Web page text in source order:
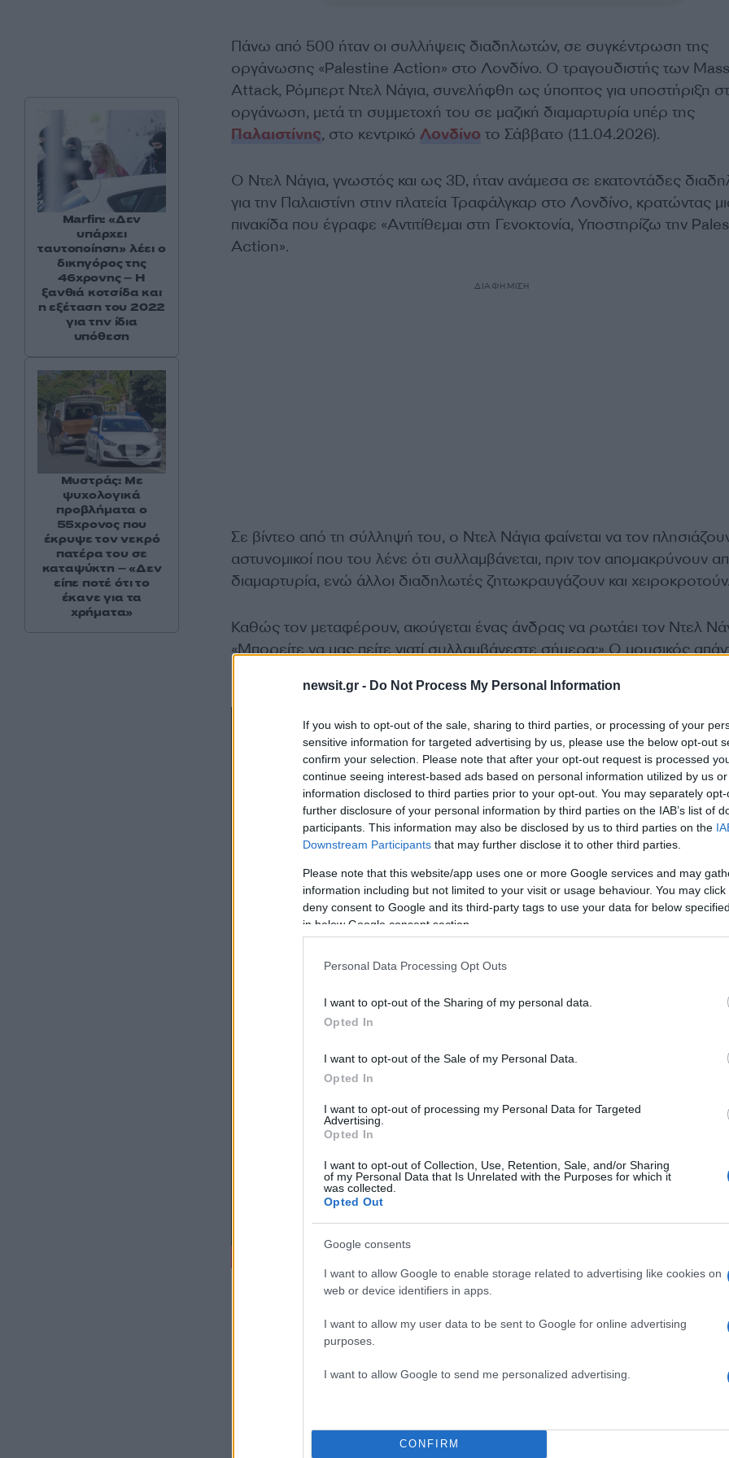
newsit.gr - Do Not Process My Personal Information
If you wish to opt-out of the sale, sharing to third parties, or processing of your
sensitive information for targeted advertising by us, please use the below opt-out
confirm your selection. Please note that after your opt-out request is processed
continue seeing interest-based ads based on personal information utilized by us
information disclosed to third parties prior to your opt-out. You may separately
further disclosure of your personal information by third parties on the IAB’s list of
participants. This information may also be disclosed by us to third parties on the
Downstream Participants that may further disclose it to other third parties.
Please note that this website/app uses one or more Google services and may
information including but not limited to your visit or usage behaviour. You may
deny consent to Google and its third-party tags to use your data for below
in below Google consent section.
Personal Data Processing Opt Outs
I want to opt-out of the Sharing of my personal data.
Opted In
I want to opt-out of the Sale of my Personal Data.
Opted In
I want to opt-out of processing my Personal Data for Targeted
Advertising.
Opted In
I want to opt-out of Collection, Use, Retention, Sale, and/or Sharing
of my Personal Data that Is Unrelated with the Purposes for which it
was collected.
Opted Out
Google consents
I want to allow Google to enable storage related to advertising like cookies on
web or device identifiers in apps.
I want to allow my user data to be sent to Google for online advertising
purposes.
I want to allow Google to send me personalized advertising.
CONFIRM
Πάνω από 500 ήταν οι συλλήψεις διαδηλωτών, σε συγκέντρωση της
οργάνωσης «Palestine Action» στο Λονδίνο. Ο τραγουδιστής των
Attack, Ρόμπερτ Ντελ Νάγια, συνελήφθη ως ύποπτος για υποστήριξη
οργάνωση, μετά τη συμμετοχή του σε μαζική διαμαρτυρία υπέρ της
Παλαιστίνης, στο κεντρικό Λονδίνο το Σάββατο (11.04.2026).
Ο Ντελ Νάγια, γνωστός και ως 3D, ήταν ανάμεσα σε εκατοντάδες
για την Παλαιστίνη στην πλατεία Τραφάλγκαρ στο Λονδίνο, κρατώντας
πινακίδα που έγραφε «Αντιτίθεμαι στη Γενοκτονία, Υποστηρίζω την
Action».
ΔΙΑΦΗΜΙΣΗ
Σε βίντεο από τη σύλληψή του, ο Ντελ Νάγια φαίνεται να τον
αστυνομικοί που του λένε ότι συλλαμβάνεται, πριν τον απομακρύνουν
διαμαρτυρία, ενώ άλλοι διαδηλωτές ζητωκραυγάζουν και χειροκροτούν.
Καθώς τον μεταφέρουν, ακούγεται ένας άνδρας να ρωτάει τον Ντελ
«Μπορείτε να μας πείτε γιατί συλλαμβάνεστε σήμερα;» Ο μουσικός
Marfin: «Δεν
υπάρχει
ταυτοποίηση» λέει ο
δικηγόρος της
46χρονης – Η
ξανθιά κοτσίδα και
η εξέταση του 2022
για την ίδια
υπόθεση
Μυστράς: Με
ψυχολογικά
προβλήματα ο
55χρονος που
έκρυψε τον νεκρό
πατέρα του σε
καταψύκτη – «Δεν
είπε ποτέ ότι το
έκανε για τα
χρήματα»